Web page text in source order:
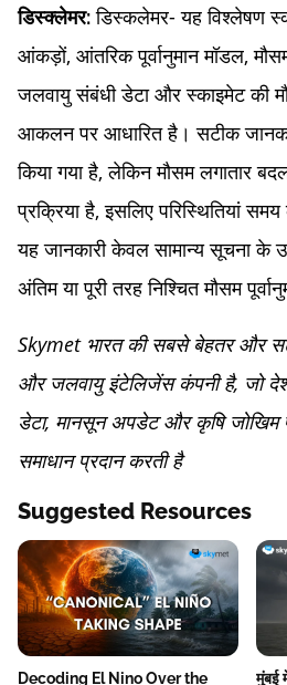
डिस्क्लेमर:डिस्कलेमर- यह विश्लेषण
आंकड़ों, आंतरिक पूर्वानुमान मॉडल,
जलवायु संबंधी डेटा और स्काइमेट की
आकलन पर आधारित है। सटीक
किया गया है, लेकिन मौसम लगातार
प्रक्रिया है, इसलिए परिस्थितियां
यह जानकारी केवल सामान्य सूचना के
अंतिम या पूरी तरह निश्चित मौसम
Skymet भारत की सबसे बेहतर और
और जलवायु इंटेलिजेंस कंपनी है, जो
डेटा, मानसून अपडेट और कृषि जोखिम
समाधान प्रदान करती है
Suggested Resources
Decoding El Nino Over the
मुंबई